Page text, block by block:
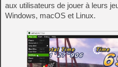
aux utilisateurs de jouer à leurs
Windows, macOS et Linux.